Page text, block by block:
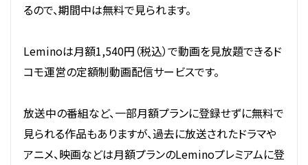
るので、期間中は無料で見られます。
Leminoは月額1,540円（税込）で動画を見放題できるド
コモ運営の定額制動画配信サービスです。
放送中の番組など、一部月額プランに登録せずに無料で
見られる作品もありますが、過去に放送されたドラマや
アニメ、映画などは月額プランのLeminoプレミアムに登